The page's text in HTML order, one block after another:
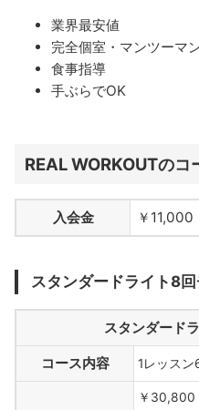
業界最安値
完全個室・マンツーマ
食事指導
手ぶらでOK
REAL WORKOUTのコ
入会金 ￥11,000
スタンダードライト8回
スタンダード
コース内容 1レッス
￥30,800